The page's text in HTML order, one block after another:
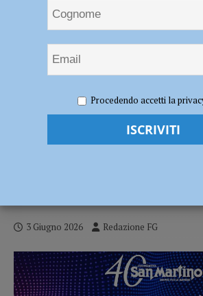
Tricolore” dell’ASD CVSP: tra passione e
generazioni
“Giornata del Tricolore”
3 Giugno 2026 Redazione FG
Procedendo accetti la